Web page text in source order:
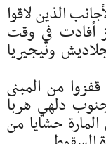
الذين لاقوا
أفادت في وقت
ونيجيريا
من المبنى
دلهي هربا
حشايا من